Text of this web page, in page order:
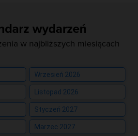
wydarzeń
w najbliższych miesiącach
Wrzesień 2026
Listopad 2026
Styczeń 2027
Marzec 2027